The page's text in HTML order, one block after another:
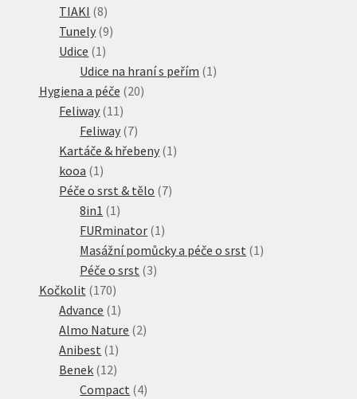
TIAKI 88
produktů
Tunely 99
Udice 1 1
produkt
Udice na hraní s peřím 1 1
Hygiena a péče 2020
Feliway 11 11
produktů
Feliway 77
produktů
Kartáče & hřebeny 1 1
kooa 1 1
produkt
Péče o srst & tělo 77
8in1 1 1
produkt
FURminator 1 1
produkt
Masážní pomůcky a péče o srst 1 1
Péče o srst 33
Kočkolit 170170
produktů
Advance 1 1
produkt
Almo Nature 22
Anibest 1 1
produkt
Benek 1212
produktů
Compact 44